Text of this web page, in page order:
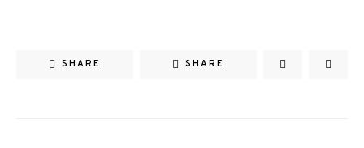
SHARE SHARE